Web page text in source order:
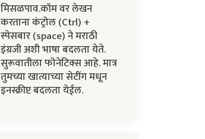
मिसळपाव.कॉम वर लेखन
करताना कंट्रोल (Ctrl) +
स्पेसबार (space) ने मराठी
इंग्रजी अशी भाषा बदलता येते.
सुरूवातीला फोनेटिक्स आहे. मात्र
तुमच्या खात्याच्या सेटींग मधून
इनस्क्रीप्ट बदलता येईल.